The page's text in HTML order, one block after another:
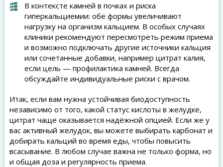
В контексте камней в почках и риска
гиперкальциемии: обе формы увеличивают
нагрузку на организм кальцием. В особых случаях
клиники рекомендуют пересмотреть режим приема
и возможно подключать другие источники кальция
или сочетанные добавки, например цитрат калия,
если цель — профилактика камней. Всегда
обсуждайте индивидуальные риски с врачом.
Итак, если вам нужна устойчивая биодоступность
независимо от того, какой статус кислоты в желудке,
цитрат чаще оказывается надёжной опцией. Если же у
вас активный желудок, вы можете выбирать карбонат и
добирать кальций во время еды, чтобы повысить
всасывание. В любом случае важна не только форма, но
и общая доза и регулярность приема.